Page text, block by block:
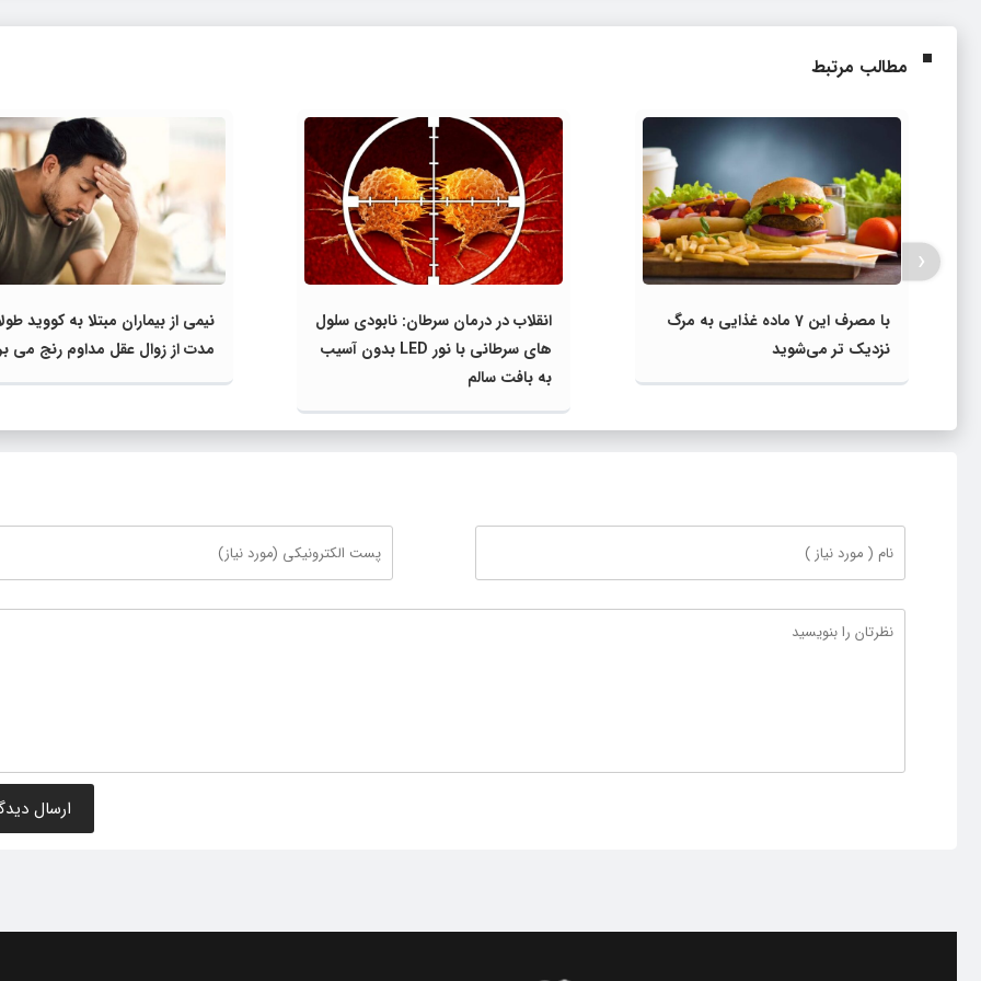
مطالب مرتبط
با مصرف این 7 ماده غذایی به مرگ
نزدیک تر می‌شوید
انقلاب در درمان سرطان: نابودی سلول‌
های سرطانی با نور LED بدون آسیب
به بافت سالم
نیمی از بیماران مبتلا به کووید
مدت از زوال عقل مداوم رنج می
‹